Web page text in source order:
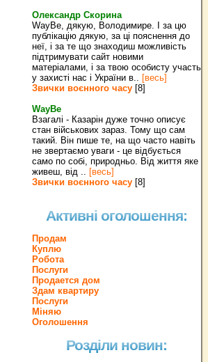
Олександр Скорина
WayBe, дякую, Володимире. І за цю
публікацію дякую, за ці пояснення до
неї, і за те що знаходиш можливість
підтримувати сайт новими
матеріалами, і за твою особисту участь
у захисті нас і України в.. [весь]
Звички воєнного часу [8]
WayBe
Взагалі - Казарін дуже точно описує
стан військових зараз. Тому що сам
такий. Він пише те, на що часто навіть
не звертаємо уваги - це відбується
само по собі, природньо. Від життя яке
живеш, від .. [весь]
Звички воєнного часу [8]
Активні оголошення:
Продам
Куплю
Робота
Послуги
Продается дом
Здам квартиру
Послуги
Міняю
Оголошення
Розділи новин: